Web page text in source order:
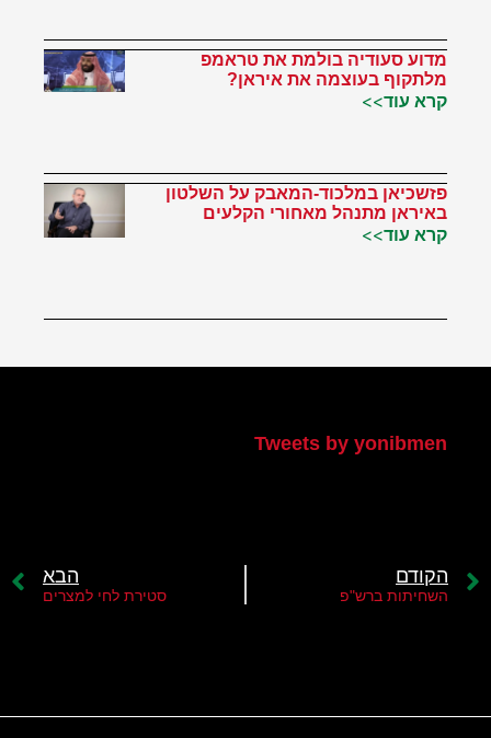
מדוע סעודיה בולמת את טראמפ
מלתקוף בעוצמה את איראן?
קרא עוד>>
פזשכיאן במלכוד-המאבק על השלטון
באיראן מתנהל מאחורי הקלעים
קרא עוד>>
Tweets by yonibmen
הקודם
השחיתות ברש"פ
הבא
סטירת לחי למצרים